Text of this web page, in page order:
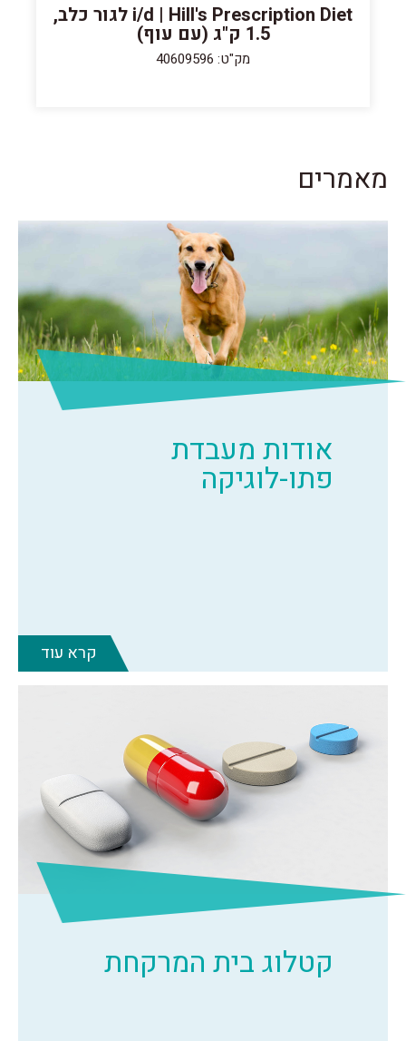
i/d | Hill's Prescription Diet לגור כלב,
1.5 ק"ג (עם עוף)
מק"ט: 40609596
מאמרים
אודות מעבדת
פתו-לוגיקה
קרא עוד
קטלוג בית המרקחת